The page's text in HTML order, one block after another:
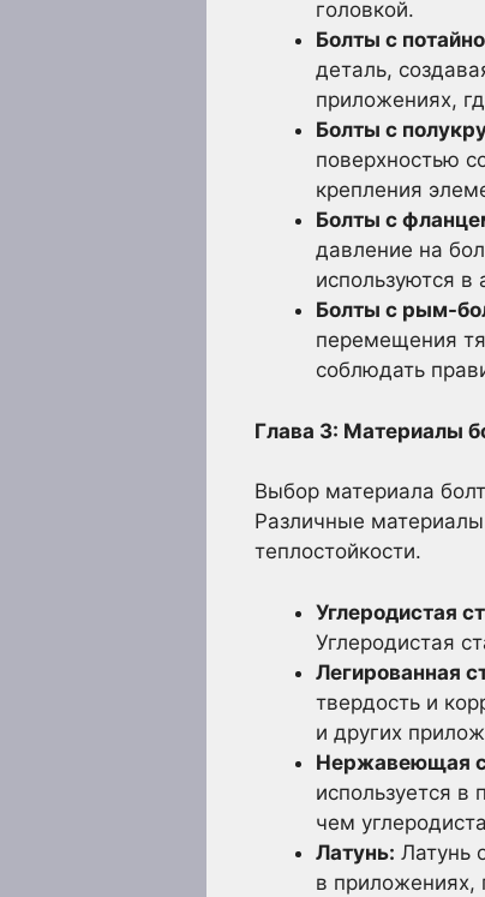
головкой.
Болты с
деталь,
приложениях,
Болты с
поверхностью
крепления
Болты с
давление на
используются
Болты с рым-
перемещения
соблюдать
Глава 3: Материалы
Выбор материала
Различные
теплостойкости.
Углеродистая
Углеродистая
Легированная
твердость и
и других
Нержавеющая
используется
чем
Латунь: Латунь
в приложениях,